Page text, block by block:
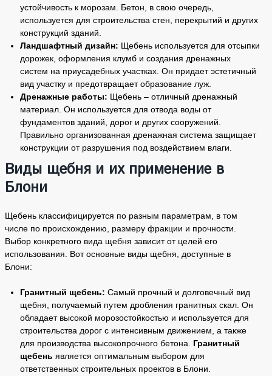
устойчивость к морозам. Бетон, в свою очередь,
используется для строительства стен, перекрытий и других
конструкций зданий.
Ландшафтный дизайн: Щебень используется для отсыпки
дорожек, оформления клумб и создания дренажных
систем на приусадебных участках. Он придает эстетичный
вид участку и предотвращает образование луж.
Дренажные работы: Щебень – отличный дренажный
материал. Он используется для отвода воды от
фундаментов зданий, дорог и других сооружений.
Правильно организованная дренажная система защищает
конструкции от разрушения под воздействием влаги.
Виды щебня и их применение в
Блони
Щебень классифицируется по разным параметрам, в том
числе по происхождению, размеру фракции и прочности.
Выбор конкретного вида щебня зависит от целей его
использования. Вот основные виды щебня, доступные в
Блони:
Гранитный щебень: Самый прочный и долговечный вид
щебня, получаемый путем дробления гранитных скал. Он
обладает высокой морозостойкостью и используется для
строительства дорог с интенсивным движением, а также
для производства высокопрочного бетона. Гранитный
щебень является оптимальным выбором для
ответственных строительных проектов в Блони.